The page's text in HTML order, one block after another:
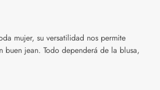
mujer, su versatilidad nos permite
jean. Todo dependerá de la blusa,